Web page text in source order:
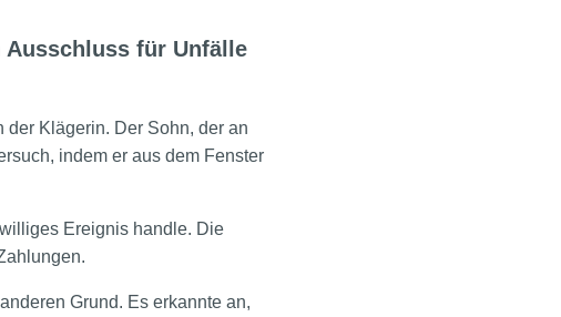
für Unfälle
der Klägerin. Der Sohn, der an
indem er aus dem Fenster
Ereignis handle. Die
Grund. Es erkannte an,